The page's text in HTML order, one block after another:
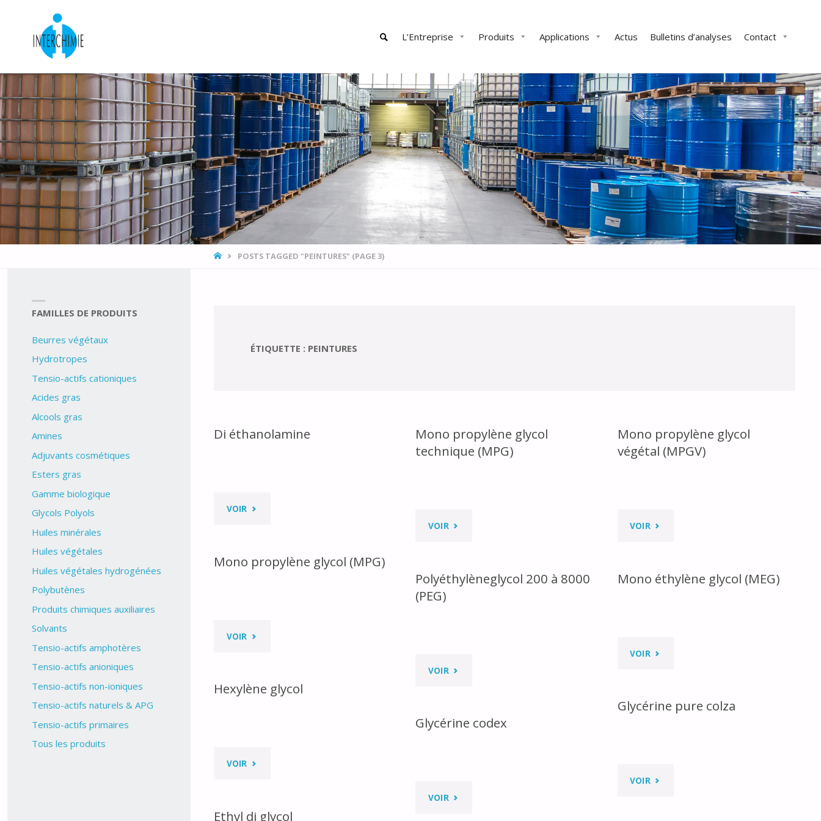
content
L’Entreprise Produits Applications Actus Bulletins d’analyses Contact
SEARCH
HOMEPOSTS TAGGED "PEINTURES" (PAGE 3)
ÉTIQUETTE : PEINTURES
Di éthanolamine
VOIR "DI
Mono propylène glycol
technique (MPG)
VOIR"MONO
GLYCOL
Mono propylène glycol
végétal (MPGV)
VOIR "MONO
GLYCOL
Mono propylène glycol (MPG)
VOIR "MONO
GLYCOL
Polyéthylèneglycol 200 à 8000
(PEG)
VOIR"POLYÉTHYLÈNEGLYCOL
À
Mono éthylène glycol (MEG)
VOIR "MONO
GLYCOL
Hexylène glycol
VOIR "HEXYLÈNE
Glycérine pure colza
VOIR "GLYCÉRINE
Glycérine codex
VOIR"GLYCÉRINE
Ethyl di glycol
FAMILLES DE PRODUITS
Beurres végétaux
Hydrotropes
Tensio-actifs cationiques
Acides gras
Alcools gras
Amines
Adjuvants cosmétiques
Esters gras
Gamme biologique
Glycols Polyols
Huiles minérales
Huiles végétales
Huiles végétales hydrogénées
Polybutènes
Produits chimiques auxiliaires
Solvants
Tensio-actifs amphotères
Tensio-actifs anioniques
Tensio-actifs non-ioniques
Tensio-actifs naturels & APG
Tensio-actifs primaires
Tous les produits